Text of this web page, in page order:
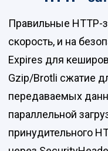
Правильные HTTP-
скорость, и на
Expires для
Gzip/Brotli сжатие
передаваемых
параллельной
принудительного